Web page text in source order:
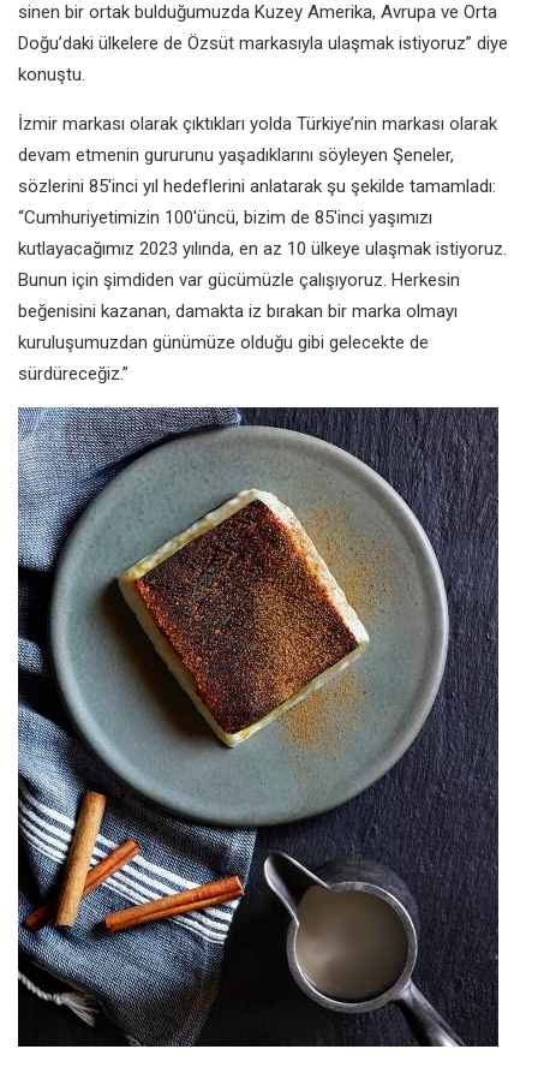
sinen bir ortak bulduğumuzda Kuzey Amerika, Avrupa ve Orta
Doğu’daki ülkelere de Özsüt markasıyla ulaşmak istiyoruz” diye
konuştu.
İzmir markası olarak çıktıkları yolda Türkiye’nin markası olarak
devam etmenin gururunu yaşadıklarını söyleyen Şeneler,
sözlerini 85'inci yıl hedeflerini anlatarak şu şekilde tamamladı:
“Cumhuriyetimizin 100'üncü, bizim de 85'inci yaşımızı
kutlayacağımız 2023 yılında, en az 10 ülkeye ulaşmak istiyoruz.
Bunun için şimdiden var gücümüzle çalışıyoruz. Herkesin
beğenisini kazanan, damakta iz bırakan bir marka olmayı
kuruluşumuzdan günümüze olduğu gibi gelecekte de
sürdüreceğiz.”